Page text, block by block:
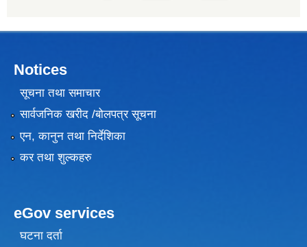
Notices
सूचना तथा समाचार
सार्वजनिक खरीद /बोलपत्र सूचना
एन, कानुन तथा निर्देशिका
कर तथा शुल्कहरु
eGov services
घटना दर्ता